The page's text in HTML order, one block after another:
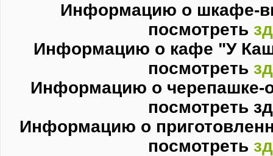
Информацию о шкафе-
посмотреть
Информацию о кафе "У
посмотреть
Информацию о черепашке-
посмотреть
Информацию о
посмотреть